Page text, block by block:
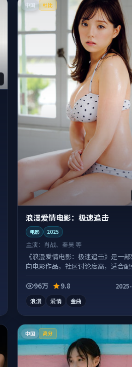
中国 杜比
浪漫爱情电影：极速追击
电影 2025
主演： 肖战、秦昊 等
《浪漫爱情电影：极速追击》是一
向电影作品，社区讨论度高，适合配
96万
9.8
浪漫 爱情 金曲
中国 高分